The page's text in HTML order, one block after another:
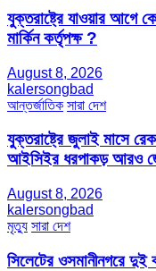
যুক্তরাষ্ট্রে যাওয়ার আগে
মার্কিন কর্তৃপক্ষ ?
August 8, 2026
kalersongbad
আন্তর্জাতিক সারা দেশ
যুক্তরাষ্ট্রে জুলাই মাসে
আইসিইর ধরপাকড় আরও
August 8, 2026
kalersongbad
মৃত্যু সারা দেশ
সিলেটের ওসমানীনগরে দুই